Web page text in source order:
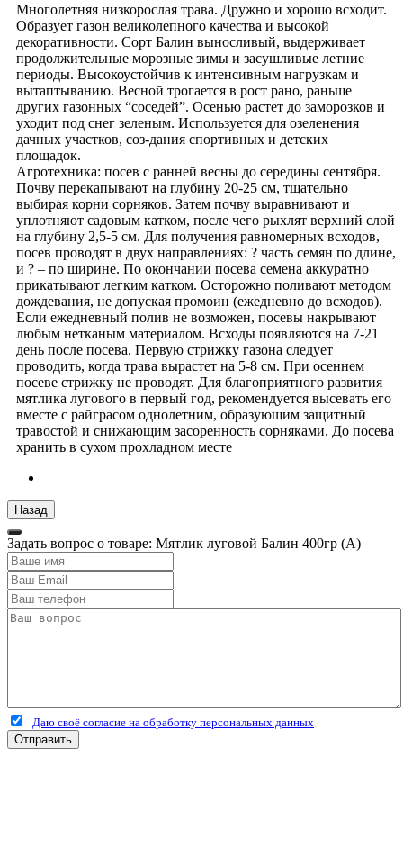
Многолетняя низкорослая трава. Дружно и хорошо всходит.
Образует газон великолепного качества и высокой
декоративности. Сорт Балин выносливый, выдерживает
продолжительные морозные зимы и засушливые летние
периоды. Высокоустойчив к интенсивным нагрузкам и
вытаптыванию. Весной трогается в рост рано, раньше
других газонных “соседей”. Осенью растет до заморозков и
уходит под снег зеленым. Используется для озеленения
дачных участков, соз-дания спортивных и детских
площадок.
Агротехника: посев с ранней весны до середины сентября.
Почву перекапывают на глубину 20-25 см, тщательно
выбирая корни сорняков. Затем почву выравнивают и
уплотняют садовым катком, после чего рыхлят верхний слой
на глубину 2,5-5 см. Для получения равномерных всходов,
посев проводят в двух направлениях: ? часть семян по длине,
и ? – по ширине. По окончании посева семена аккуратно
прикатывают легким катком. Осторожно поливают методом
дождевания, не допуская промоин (ежедневно до всходов).
Если ежедневный полив не возможен, посевы накрывают
любым нетканым материалом. Всходы появляются на 7-21
день после посева. Первую стрижку газона следует
проводить, когда трава вырастет на 5-8 см. При осеннем
посеве стрижку не проводят. Для благоприятного развития
мятлика лугового в первый год, рекомендуется высевать его
вместе с райграсом однолетним, образующим защитный
травостой и снижающим засоренность сорняками. До посева
хранить в сухом прохладном месте
Задать вопрос о товаре: Мятлик луговой Балин 400гр (А)
Даю своё согласие на обработку персональных данных
Отправить